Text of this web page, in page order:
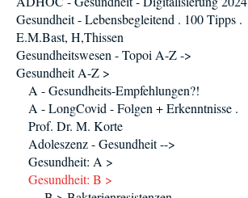
Gesundheit - Lebensbegleitend . 100 Tipps .
E.M.Bast, H,Thissen
Gesundheitswesen - Topoi A-Z ->
Gesundheit A-Z >
A - Gesundheits-Empfehlungen?!
A - LongCovid - Folgen + Erkenntnisse .
Prof. Dr. M. Korte
Adoleszenz - Gesundheit -->
Gesundheit: A >
Gesundheit: B >